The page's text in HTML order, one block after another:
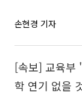
손현경 기자
[속보] 교육부
학 연기 없을